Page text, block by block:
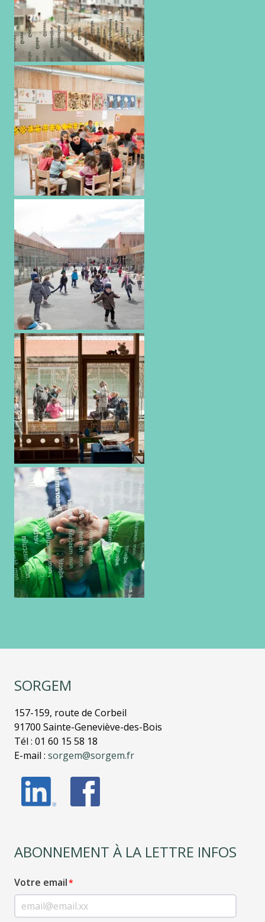
SORGEM
157-159, route de Corbeil
91700 Sainte-Geneviève-des-Bois
Tél : 01 60 15 58 18
E-mail : sorgem@sorgem.fr
ABONNEMENT À LA LETTRE INFOS
Votre email